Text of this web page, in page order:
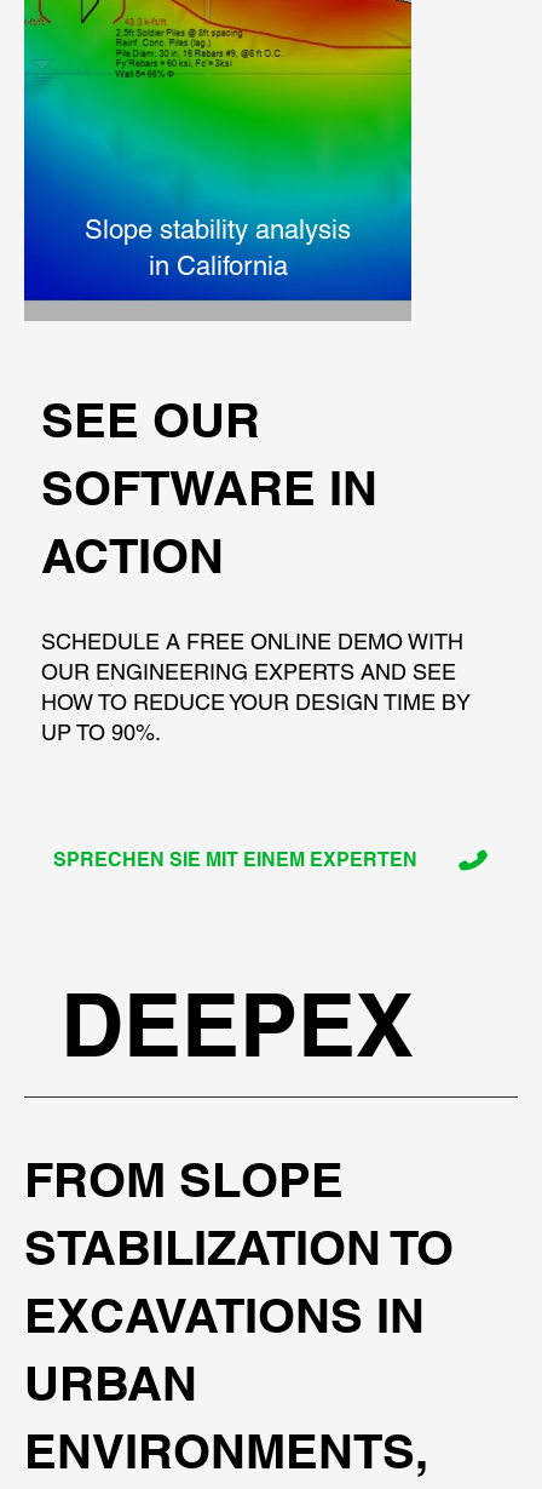
Slope stability analysis
in California
SEE OUR
SOFTWARE IN
ACTION
SCHEDULE A FREE ONLINE DEMO WITH
OUR ENGINEERING EXPERTS AND SEE
HOW TO REDUCE YOUR DESIGN TIME BY
UP TO 90%.
SPRECHEN SIE MIT EINEM EXPERTEN
DEEPEX
FROM SLOPE
STABILIZATION TO
EXCAVATIONS IN
URBAN
ENVIRONMENTS,